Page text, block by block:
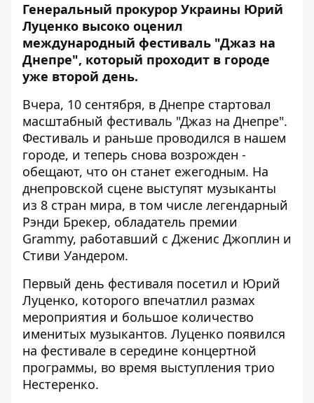
Генеральный прокурор Украины Юрий
Луценко высоко оценил
международный фестиваль "Джаз на
Днепре", который проходит в городе
уже второй день.
Вчера, 10 сентября, в Днепре стартовал
масштабный фестиваль "Джаз на Днепре".
Фестиваль и раньше проводился в нашем
городе, и теперь снова возрожден -
обещают, что он станет ежегодным. На
днепровской сцене выступят музыканты
из 8 стран мира, в том числе легендарный
Рэнди Брекер, обладатель премии
Grammy, работавший с Дженис Джоплин и
Стиви Уандером.
Первый день фестиваля посетил и Юрий
Луценко, которого впечатлил размах
мероприятия и большое количество
именитых музыкантов. Луценко появился
на фестивале в середине концертной
программы, во время выступления трио
Нестеренко.